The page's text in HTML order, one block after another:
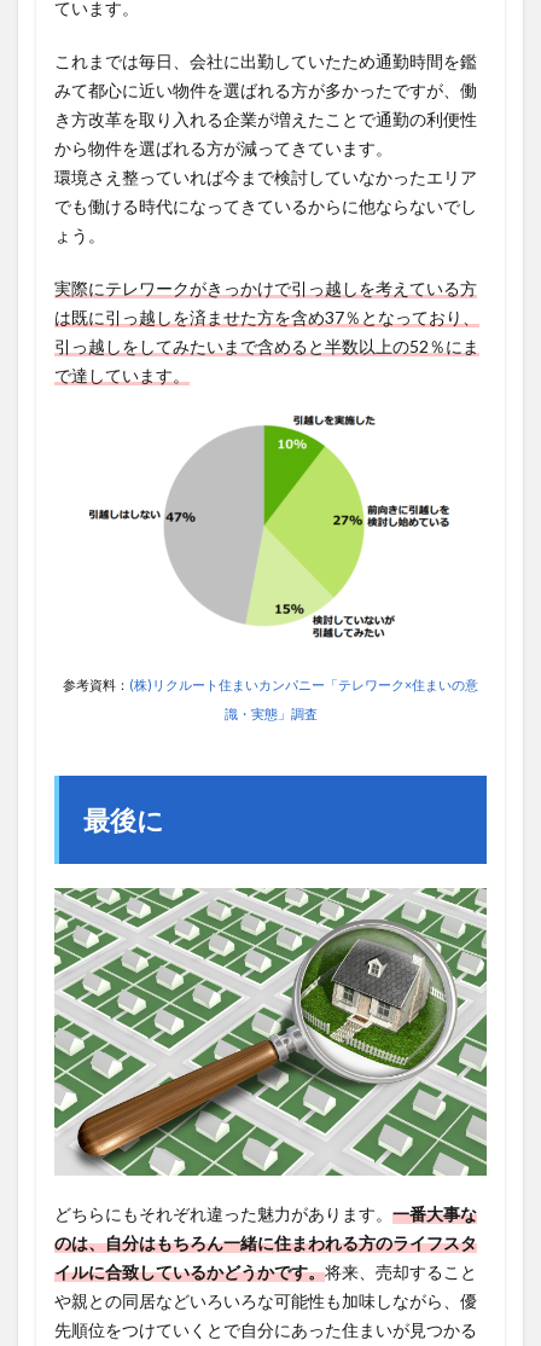
ています。
これまでは毎日、会社に出勤していたため通勤時間を鑑
みて都心に近い物件を選ばれる方が多かったですが、働
き方改革を取り入れる企業が増えたことで通勤の利便性
から物件を選ばれる方が減ってきています。
環境さえ整っていれば今まで検討していなかったエリア
でも働ける時代になってきているからに他ならないでし
ょう。
実際にテレワークがきっかけで引っ越しを考えている方
は既に引っ越しを済ませた方を含め37％となっており、
引っ越しをしてみたいまで含めると半数以上の52％にま
で達しています。
参考資料： (株)リクルート住まいカンパニー「テレワーク×住まいの意
識・実態」調査
最後に
どちらにもそれぞれ違った魅力があります。 一番大事な
のは、自分はもちろん一緒に住まわれる方のライフスタ
イルに合致しているかどうかです。将来、売却すること
や親との同居などいろいろな可能性も加味しながら、優
先順位をつけていくとで自分にあった住まいが見つかる